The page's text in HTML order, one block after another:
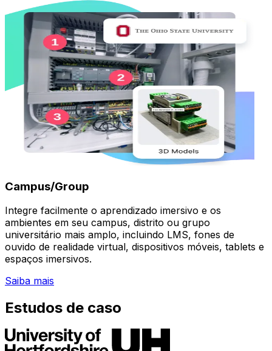
Campus/Group
Integre facilmente o aprendizado imersivo e os
ambientes em seu campus, distrito ou grupo
universitário mais amplo, incluindo LMS, fones de
ouvido de realidade virtual, dispositivos móveis, tablets e
espaços imersivos.
Saiba mais
Estudos de caso